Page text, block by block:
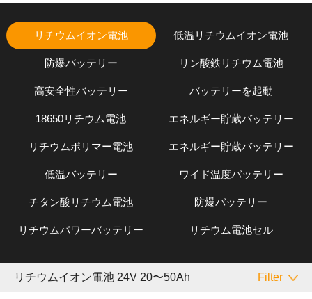
リチウムイオン電池 低温リチウムイオン電池
防爆バッテリー リン酸鉄リチウム電池
高安全性バッテリー バッテリーを起動
18650リチウム電池 エネルギー貯蔵バッテリー
リチウムポリマー電池 エネルギー貯蔵バッテリー
低温バッテリー ワイド温度バッテリー
チタン酸リチウム電池 防爆バッテリー
リチウムパワーバッテリー リチウム電池セル
リチウムイオン電池 24V 20〜50Ah Filter